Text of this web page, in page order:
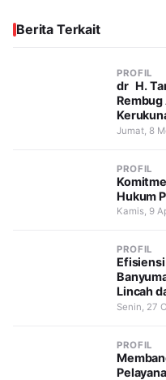
Berita Terkait
PROFIL
dr H.
Jumat, 8
PROFIL
Hukum
Kamis, 9
PROFIL
Lincah
Senin, 27
PROFIL